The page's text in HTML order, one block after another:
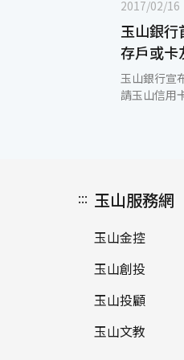
2017/02/16
玉山銀行
存戶或卡
玉山銀行宣
請玉山信用
三步驟，辦
存戶或卡友
碼完成身分
成申辦作業
寄資料更為
碳、環境
益、環保的
程，還可減
碳、健康
::: 玉山服務網
玉山金控
玉山創投
玉山投顧
玉山文教